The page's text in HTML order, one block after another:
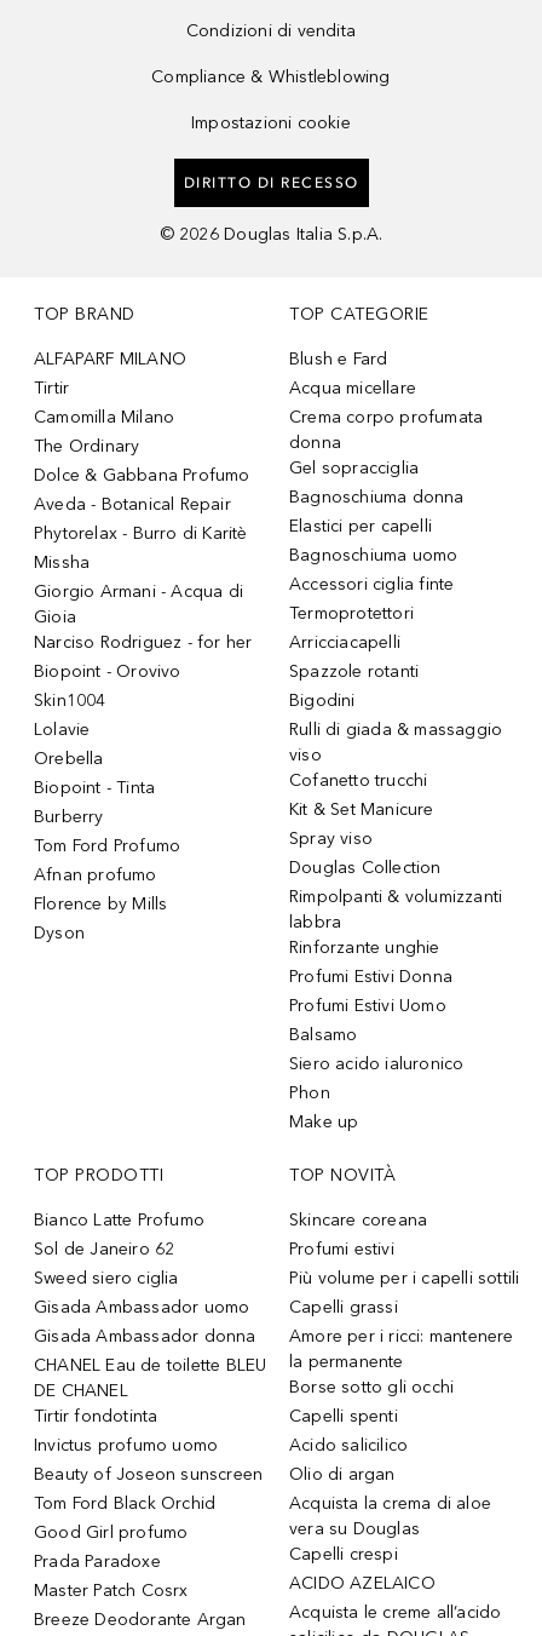
Condizioni di vendita
Compliance & Whistleblowing
Impostazioni cookie
DIRITTO DI RECESSO
© 2026 Douglas Italia S.p.A.
TOP BRAND
ALFAPARF MILANO
Tirtir
Camomilla Milano
The Ordinary
Dolce & Gabbana Profumo
Aveda - Botanical Repair
Phytorelax - Burro di Karitè
Missha
Giorgio Armani - Acqua di
Gioia
Narciso Rodriguez - for her
Biopoint - Orovivo
Skin1004
Lolavie
Orebella
Biopoint - Tinta
Burberry
Tom Ford Profumo
Afnan profumo
Florence by Mills
Dyson
TOP CATEGORIE
Blush e Fard
Acqua micellare
Crema corpo profumata
donna
Gel sopracciglia
Bagnoschiuma donna
Elastici per capelli
Bagnoschiuma uomo
Accessori ciglia finte
Termoprotettori
Arricciacapelli
Spazzole rotanti
Bigodini
Rulli di giada & massaggio
viso
Cofanetto trucchi
Kit & Set Manicure
Spray viso
Douglas Collection
Rimpolpanti & volumizzanti
labbra
Rinforzante unghie
Profumi Estivi Donna
Profumi Estivi Uomo
Balsamo
Siero acido ialuronico
Phon
Make up
TOP PRODOTTI
Bianco Latte Profumo
Sol de Janeiro 62
Sweed siero ciglia
Gisada Ambassador uomo
Gisada Ambassador donna
CHANEL Eau de toilette BLEU
DE CHANEL
Tirtir fondotinta
Invictus profumo uomo
Beauty of Joseon sunscreen
Tom Ford Black Orchid
Good Girl profumo
Prada Paradoxe
Master Patch Cosrx
Breeze Deodorante Argan
TOP NOVITÀ
Skincare coreana
Profumi estivi
Più volume per i capelli sottili
Capelli grassi
Amore per i ricci: mantenere
la permanente
Borse sotto gli occhi
Capelli spenti
Acido salicilico
Olio di argan
Acquista la crema di aloe
vera su Douglas
Capelli crespi
ACIDO AZELAICO
Acquista le creme all’acido